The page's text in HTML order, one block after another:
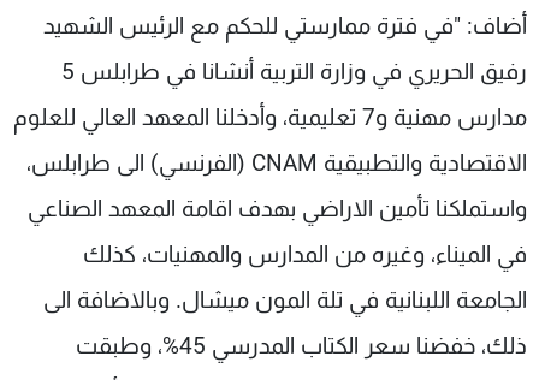
أضاف: "في فترة ممارستي للحكم مع الرئيس الشهيد
رفيق الحريري في وزارة التربية أنشانا في طرابلس 5
مدارس مهنية و7 تعليمية، وأدخلنا المعهد العالي للعلوم
الاقتصادية والتطبيقية CNAM (الفرنسي) الى طرابلس،
واستملكنا تأمين الاراضي بهدف اقامة المعهد الصناعي
في الميناء، وغيره من المدارس والمهنيات، كذلك
الجامعة اللبنانية في تلة المون ميشال. وبالاضافة الى
ذلك، خفضنا سعر الكتاب المدرسي 45%، وطبقت